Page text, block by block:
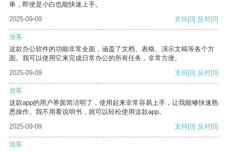
单，即使是小白也能快速上手。
2025-09-09
支持[0] 反对[0]
游客
这款办公软件的功能非常全面，涵盖了文档、表格、演示文稿等各个方
面。我可以使用它来完成日常办公的所有任务，非常方便。
2025-09-09
支持[0] 反对[0]
游客
这款app的用户界面简洁明了，使用起来非常容易上手，让我能够快速熟
悉操作。我不用看说明书，就可以轻松使用这款app。
2025-09-09
支持[0] 反对[0]
游客